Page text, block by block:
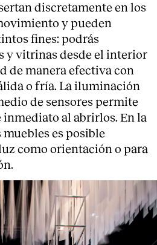
discretamente en los
y pueden
fines: podrás
y vitrinas desde el interior
de manera efectiva con
o fría. La iluminación
de sensores permite
al abrirlos. En la
es posible
como orientación o para